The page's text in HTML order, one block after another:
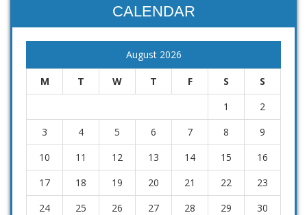
CALENDAR
August 2026
M T W T F S
S
1
2
3
4 5 6 7 8
9
10
11 12 13 14 15
16
17
18 19 20 21 22
23
24
25 26 27 28 29
30